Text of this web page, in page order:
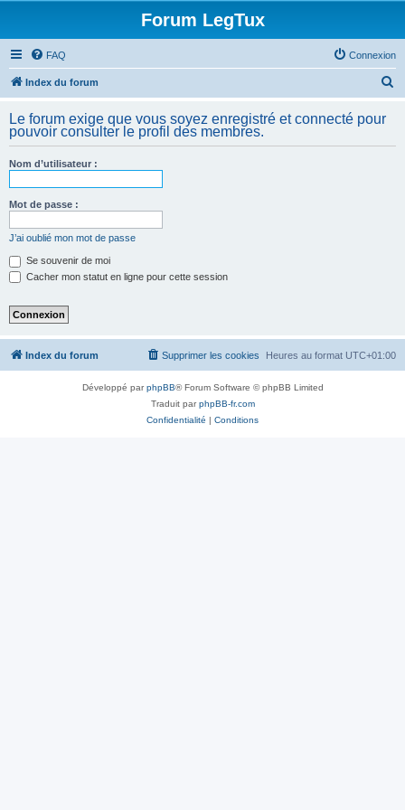
Forum LegTux
FAQ Connexion
Index du forum
h
Le forum exige que vous soyez enregistré et connecté pour
pouvoir consulter le profil des membres.
Nom d’utilisateur :
Mot de passe :
J’ai oublié mon mot de passe
Se souvenir de moi
Cacher mon statut en ligne pour cette session
Index du forum Heures au format UTC+01:00
Supprimer les cookies
Développé parphpBB® Forum Software © phpBB Limited
Traduit parphpBB-fr.com
Confidentialité | Conditions